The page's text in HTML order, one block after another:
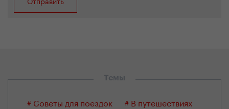
Темы
# Советы для поездок
# В путешествиях